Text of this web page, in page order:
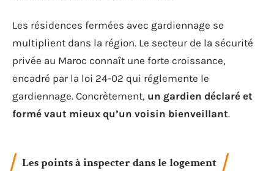
Les résidences fermées avec gardiennage se
multiplient dans la région. Le secteur de la sécurité
privée au Maroc connaît une forte croissance,
encadré par la loi 24-02 qui réglemente le
gardiennage. Concrètement, un gardien déclaré et
formé vaut mieux qu’un voisin bienveillant.
Les points à inspecter dans le logement